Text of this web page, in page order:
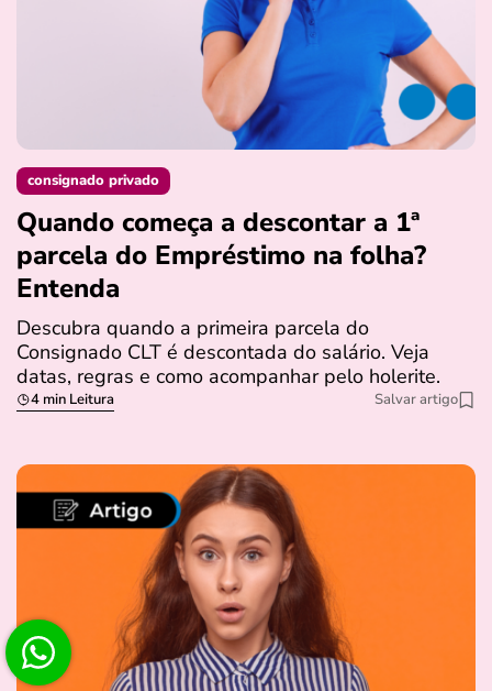
consignado privado
Quando começa a descontar a 1ª
parcela do Empréstimo na folha?
Entenda
Descubra quando a primeira parcela do
Consignado CLT é descontada do salário. Veja
datas, regras e como acompanhar pelo holerite.
4 min Leitura Salvar artigo